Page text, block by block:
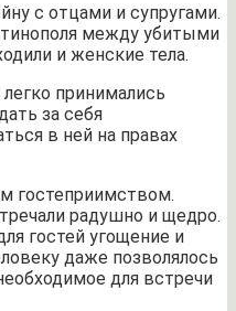
с отцами и супругами.
между убитыми
и женские тела.
принимались
за себя
в ней на правах
гостеприимством.
радушно и щедро.
гостей угощение и
даже позволялось
для встречи